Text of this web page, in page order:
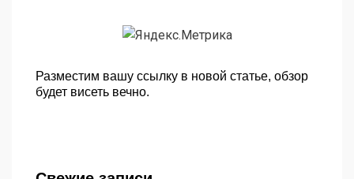
Разместим вашу ссылку в новой статье, обзор
будет висеть вечно.